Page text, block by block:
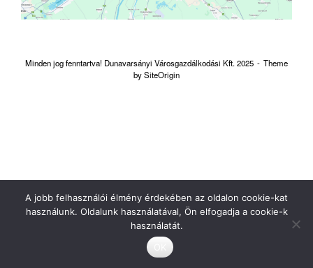
Minden jog fenntartva! Dunavarsányi Városgazdálkodási Kft. 2025
Theme
bySiteOrigin
A jobb felhasználói élmény érdekében az oldalon cookie-kat
használunk. Oldalunk használatával, Ön elfogadja a cookie-k
használatát.